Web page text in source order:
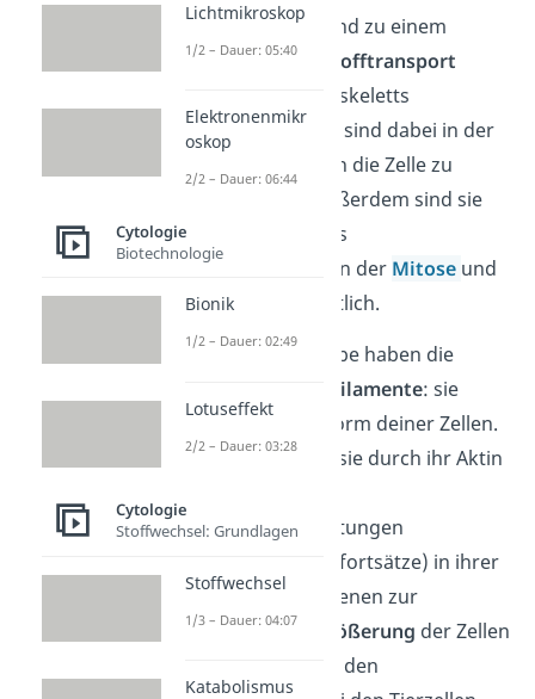
DieMikrotubuli
sind zu einem
Großteil für den
Stofftransport
innerhalb des Zytoskeletts
verantwortlich. Sie sind dabei in der
durch die Zelle zu
transportieren. Außerdem sind sie
für den Ausbau des
Spindelapparates in der Mitose und
Meiose
verantwortlich.
Eine andere Aufgabe haben die
Aktinfilamente: sie
stabilisieren
die Form deiner Zellen.
Weiterhin können sie durch ihr Aktin
Membranausbuchtungen
(fadenförmige Zellfortsätze) in ihrer
Form halten. Sie dienen zur
Oberflächenvergrößerung der Zellen
und verbessern so den
Lichtmikroskop
1/2 – Dauer: 05:40
Elektronenmikr
oskop
2/2 – Dauer: 06:44
Cytologie
Biotechnologie
Bionik
1/2 – Dauer: 02:49
Lotuseffekt
2/2 – Dauer: 03:28
Cytologie
Stoffwechsel: Grundlagen
Stoffwechsel
1/3 – Dauer: 04:07
Katabolismus